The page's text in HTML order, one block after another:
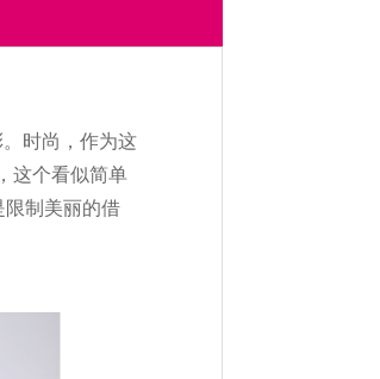
时尚，作为这
这个看似简单
限制美丽的借